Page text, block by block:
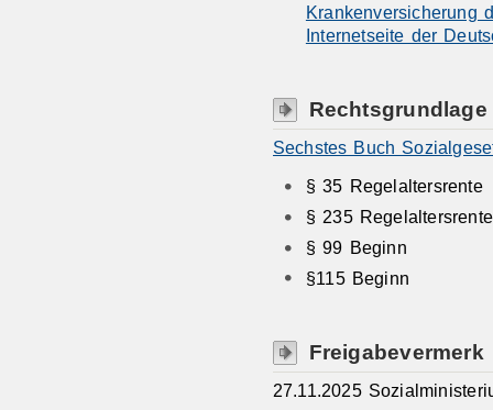
Krankenversicherung
Internetseite der
Rechtsgrundlage
Sechstes Buch
§ 35 Regelaltersrente
§ 235 Regelaltersrente
§ 99 Beginn
§115 Beginn
Freigabevermerk
27.11.2025